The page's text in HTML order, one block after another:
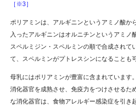
［※3］
ポリアミンは、アルギニンというアミノ酸か
入ったアルギニンはオルニチンというアミノ
スペルミジン・スペルミンの順で合成されて
て、スペルミンがプトレスシンになることも
母乳にはポリアミンが豊富に含まれています
消化器官を成熟させ、免疫力をつけさせるた
な消化器官は、食物アレルギー感染症を引き